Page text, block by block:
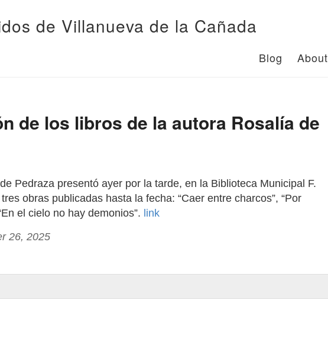
de Villanueva de la Cañada
Blog About
de los libros de la autora Rosalía de
Pedraza presentó ayer por la tarde, en la Biblioteca Municipal F.
obras publicadas hasta la fecha: “Caer entre charcos”, “Por
el cielo no hay demonios”. link
26, 2025